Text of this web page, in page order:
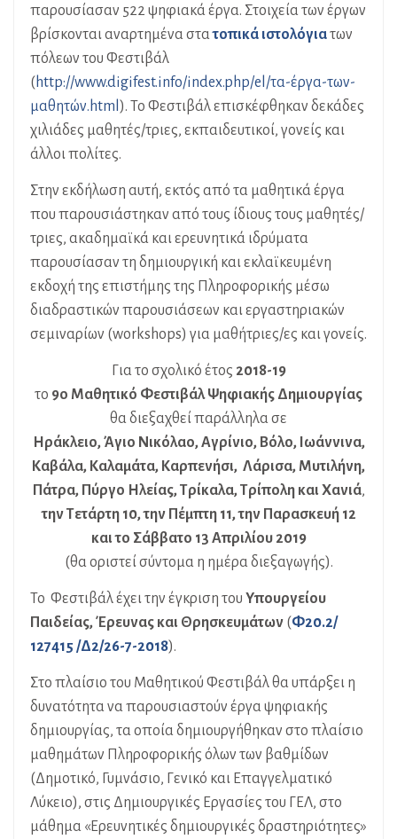
παρουσίασαν 522 ψηφιακά έργα. Στοιχεία των έργων
βρίσκονται αναρτημένα στατοπικά ιστολόγιατων
πόλεων του Φεστιβάλ
( http://www.digifest.info/index.php/el/τα-έργα-των-
μαθητών.html ). Το Φεστιβάλ επισκέφθηκαν δεκάδες
χιλιάδες μαθητές/τριες, εκπαιδευτικοί, γονείς και
άλλοι πολίτες.
Στην εκδήλωση αυτή, εκτός από τα μαθητικά έργα
που παρουσιάστηκαν από τους ίδιους τους μαθητές/
τριες, ακαδημαϊκά και ερευνητικά ιδρύματα
παρουσίασαν τη δημιουργική και εκλαϊκευμένη
εκδοχή της επιστήμης της Πληροφορικής μέσω
διαδραστικών παρουσιάσεων και εργαστηριακών
σεμιναρίων (workshops) για μαθήτριες/ες και γονείς.
Για το σχολικό έτος 2018-19
το 9ο Μαθητικό Φεστιβάλ Ψηφιακής Δημιουργίας
θα διεξαχθεί παράλληλα σε
Ηράκλειο, Άγιο Νικόλαο, Αγρίνιο, Βόλο, Ιωάννινα,
Καβάλα, Καλαμάτα, Καρπενήσι, Λάρισα, Μυτιλήνη,
Πάτρα, Πύργο Ηλείας, Τρίκαλα, Τρίπολη και Χανιά,
την Τετάρτη 10, την Πέμπτη 11, την Παρασκευή 12
και το Σάββατο 13 Απριλίου 2019
(θα οριστεί σύντομα η ημέρα διεξαγωγής).
Το Φεστιβάλ έχει την έγκριση του Υπουργείου
Παιδείας, Έρευνας και Θρησκευμάτων(Φ20.2/
127415 /Δ2/26-7-2018).
Στο πλαίσιο του Μαθητικού Φεστιβάλ θα υπάρξει η
δυνατότητα να παρουσιαστούν έργα ψηφιακής
δημιουργίας, τα οποία δημιουργήθηκαν στο πλαίσιο
μαθημάτων Πληροφορικής όλων των βαθμίδων
(Δημοτικό, Γυμνάσιο, Γενικό και Επαγγελματικό
Λύκειο), στις Δημιουργικές Εργασίες του ΓΕΛ, στο
μάθημα «Ερευνητικές δημιουργικές δραστηριότητες»